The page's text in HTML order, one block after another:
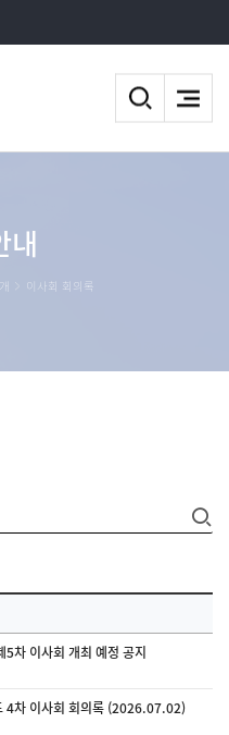
내
이사회 회의록
차 이사회 개최 예정 공지
4차 이사회 회의록 (2026.07.02)